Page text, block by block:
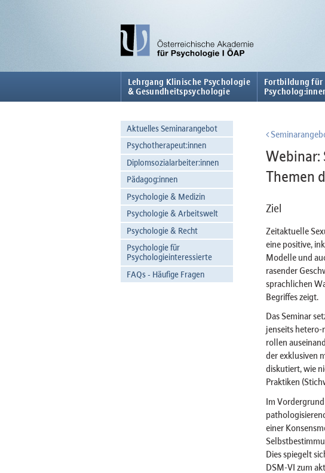
Lehrgang Klinische Psychologie
& Gesundheitspsychologie
Fortbildung für
Aktuelles Seminarangebot
Psychotherapeut:innen
Diplomsozialarbeiter:innen
Pädagog:innen
Psychologie & Medizin
Psychologie & Arbeitswelt
Psychologie & Recht
Psychologie für
Psychologieinteressierte
FAQs - Häufige Fragen
Webinar:
Themen
Ziel
Zeitaktuelle
eine positive,
Modelle und
rasender
sprachlichen
Begriffes zeigt.
Das Seminar
jenseits
rollen
der exklusiven
diskutiert, wie
Praktiken
Im
einer
Dies spiegelt
DSM-VI zum